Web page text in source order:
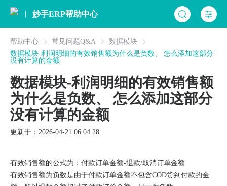
妙手ERP帮助中心
帮助中心 常见问题Q&A
数据模块
数据模块-利润明细的有效销售额为什么是负数、 怎么添加这部分
没有计算的金额
数据模块-利润明细的有效销售额
为什么是负数、 怎么添加这部分
没有计算的金额
更新于：2026-04-21 06:04:28
有效销售额的公式为：付款订单金额-退款/取消订单金额
有效销售额为负数是由于付款订单金额不包含COD货到付款的金